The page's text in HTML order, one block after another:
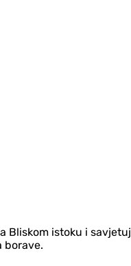
Bliskom istoku i
borave.